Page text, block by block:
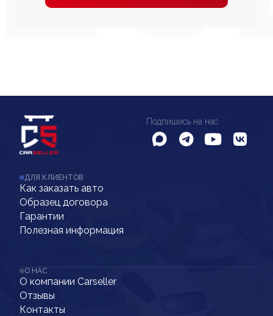
Подпишись на нас
ДЛЯ КЛИЕНТОВ
Как заказать авто
Образец договора
Гарантии
Полезная информация
О НАС
О компании Carseller
Отзывы
Контакты